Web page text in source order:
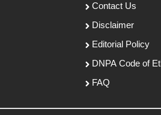
Contact Us
Disclaimer
Editorial Policy
DNPA Code of
FAQ